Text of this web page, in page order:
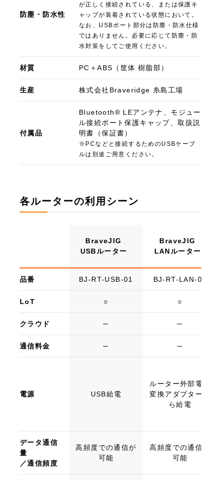
防塵・防水性
が正しく接続されている、または保護キ
ャップが装着されている状態において。
なお、USBポート部分は防塵・防水仕様
ではありません。必要に応じて防塵・防
水対策をしてご使用ください。
材質 PC＋ABS（筐体 樹脂部）
生産 株式会社Braveridge 糸島工場
付属品
Bluetooth® LEアンテナ、モジュー
ル接続ポート保護キャップ、取扱説
明書（保証書）
※PCなどと接続するためのUSBケーブ
ルは別途ご用意ください。
各ルーターの利用シーン
BraveJIG
USBルーター
BraveJIG
LANルーター
品番 BJ-RT-USB-01 BJ-RT-LAN-01
LoT ○ ○
クラウド ─ ─
通信料金 ─ ─
電源 USB給電
ルーター外部電源
変換アダプターか
ら給電
データ通信
量
／通信頻度
高頻度での通信が
可能
高頻度での通信が
可能